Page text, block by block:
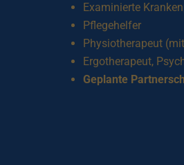
Examinierte
Pflegehelfer
Physiotherapeut
Ergotherapeut,
Geplante